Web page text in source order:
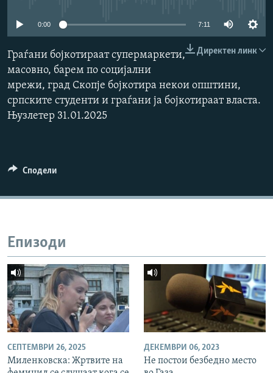
0:00 7:11
Директен линк
Граѓани бојкотираат супермаркети,
масовно, барем по социјални
мрежи, град Скопје бојкотира некои општини,
српските студенти и граѓани ја бојкотираат власта.
Њузлетер 31.01.2025
Сподели
Епизоди
СЕПТЕМВРИ 26, 2025
Миленковска: Жртвите на
ДЕКЕМВРИ 06, 2023
Не постои безбедно место